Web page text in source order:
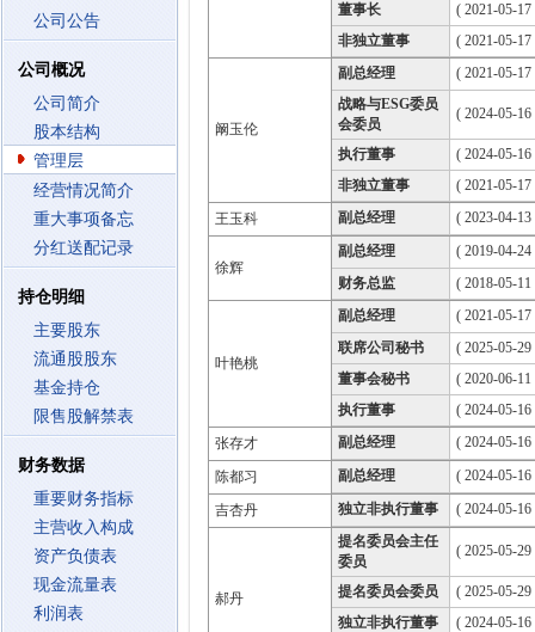
公司公告
公司概况
公司简介
股本结构
管理层
经营情况简介
重大事项备忘
分红送配记录
持仓明细
主要股东
流通股股东
基金持仓
限售股解禁表
财务数据
重要财务指标
主营收入构成
资产负债表
现金流量表
利润表
董事长
( 2021-05-
非独立董事
( 2021-05-
阚玉伦
副总经理
( 2021-05-
战略与ESG委员
会委员
( 2024-05-
执行董事
( 2024-05-
非独立董事
( 2021-05-
王玉科
副总经理 ( 2023-04-
徐辉
副总经理
( 2019-04-
财务总监
( 2018-05-
叶艳桃
副总经理
( 2021-05-
联席公司秘书
( 2025-05-
董事会秘书
( 2020-06-
执行董事
( 2024-05-
张存才
副总经理 ( 2024-05-
陈都习 副总经理 ( 2024-05-
吉杏丹 独立非执行董事 ( 2024-05-
郝丹
提名委员会主任
委员
( 2025-05-
提名委员会委员
( 2025-05-
独立非执行董事
( 2024-05-